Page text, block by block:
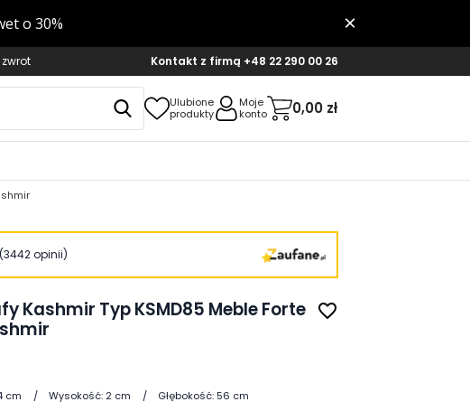
Kontakt z firmą +48 22 290 00 26
Ulubione
produkty
Moje
konto
0,00 zł
(3442 opinii)
Kashmir Typ KSMD85 Meble Forte favorite_border
cm Wysokość: 2 cm Głębokość:56 cm